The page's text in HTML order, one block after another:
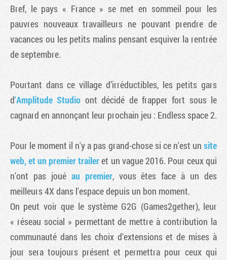
Bref, le pays « France » se met en sommeil pour les
pauvres nouveaux travailleurs ne pouvant prendre de
vacances ou les petits malins pensant esquiver la rentrée
de septembre.
Pourtant dans ce village d’irréductibles, les petits gars
d'Amplitude Studio ont décidé de frapper fort sous le
cagnard en annonçant leur prochain jeu : Endless space 2.
Pour le moment il n'y a pas grand-chose si ce n'est un site
web, et un premier traileret un vague 2016. Pour ceux qui
n'ont pas joué au premier, vous êtes face à un des
meilleurs 4X dans l'espace depuis un bon moment.
On peut voir que le système G2G (Games2gether), leur
« réseau social » permettant de mettre à contribution la
communauté dans les choix d'extensions et de mises à
jour sera toujours présent et permettra pour ceux qui